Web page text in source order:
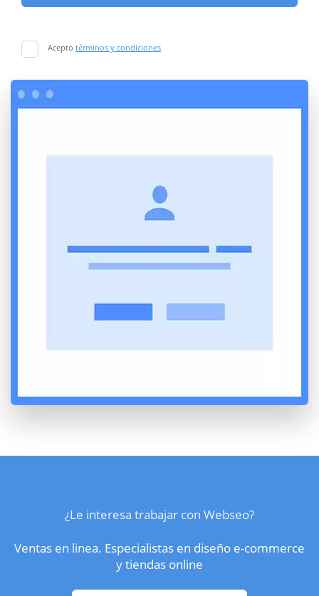
Acepto términos y condiciones
¿Le interesa trabajar con Webseo?
Ventas en linea. Especialistas en diseño e-commerce
y tiendas online